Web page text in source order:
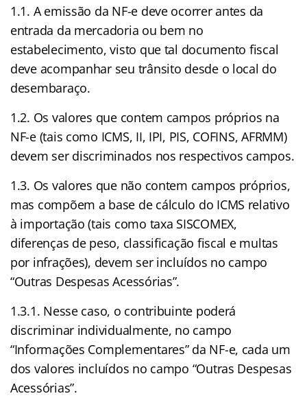
1.1. A emissão da NF-e deve ocorrer antes da
entrada da mercadoria ou bem no
estabelecimento, visto que tal documento fiscal
deve acompanhar seu trânsito desde o local do
desembaraço.
1.2. Os valores que contem campos próprios na
NF-e (tais como ICMS, II, IPI, PIS, COFINS, AFRMM)
devem ser discriminados nos respectivos campos.
1.3. Os valores que não contem campos próprios,
mas compõem a base de cálculo do ICMS relativo
à importação (tais como taxa SISCOMEX,
diferenças de peso, classificação fiscal e multas
por infrações), devem ser incluídos no campo
“Outras Despesas Acessórias”.
1.3.1. Nesse caso, o contribuinte poderá
discriminar individualmente, no campo
“Informações Complementares” da NF-e, cada um
dos valores incluídos no campo “Outras Despesas
Acessórias”.